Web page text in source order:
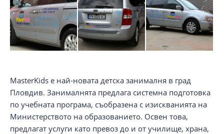
MasterKids е най-новата детска занималня в град
Пловдив. Занималнята предлага системна подготовка
по учебната програма, съобразена с изискванията на
Министерството на образованието. Освен това,
предлагат услуги като превоз до и от училище, храна,